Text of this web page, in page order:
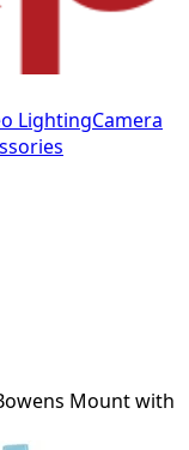
LightingCamera
Mount with